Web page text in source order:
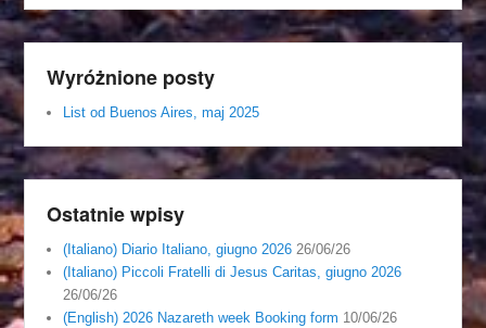
Wyróżnione posty
List od Buenos Aires, maj 2025
Ostatnie wpisy
(Italiano) Diario Italiano, giugno 2026 26/06/26
(Italiano) Piccoli Fratelli di Jesus Caritas, giugno 2026
26/06/26
(English) 2026 Nazareth week Booking form 10/06/26